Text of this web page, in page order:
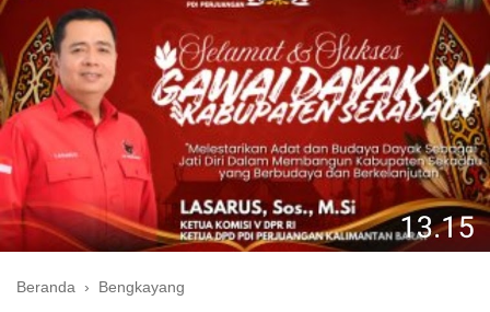
Beranda › Bengkayang